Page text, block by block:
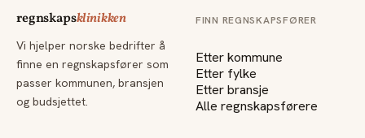
regnskapsklinikken
Vi hjelper norske bedrifter å
finne en regnskapsfører som
passer kommunen, bransjen
og budsjettet.
FINN REGNSKAPSFØRER
Etter kommune
Etter fylke
Etter bransje
Alle regnskapsførere